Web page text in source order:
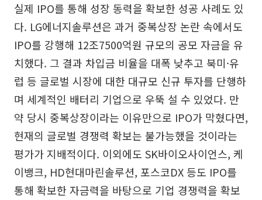
실제 IPO를 통해 성장 동력을 확보한 성공 사례도 있
다. LG에너지솔루션은 과거 중복상장 논란 속에서도
IPO를 강행해 12조7500억원 규모의 공모 자금을 유
치했다. 그 결과 차입금 비율을 대폭 낮추고 북미·유
럽 등 글로벌 시장에 대한 대규모 신규 투자를 단행하
며 세계적인 배터리 기업으로 우뚝 설 수 있었다. 만
약 당시 중복상장이라는 이유만으로 IPO가 막혔다면,
현재의 글로벌 경쟁력 확보는 불가능했을 것이라는
평가가 지배적이다. 이외에도 SK바이오사이언스, 케
이뱅크, HD현대마린솔루션, 포스코DX 등도 IPO를
통해 확보한 자금력을 바탕으로 기업 경쟁력을 확보